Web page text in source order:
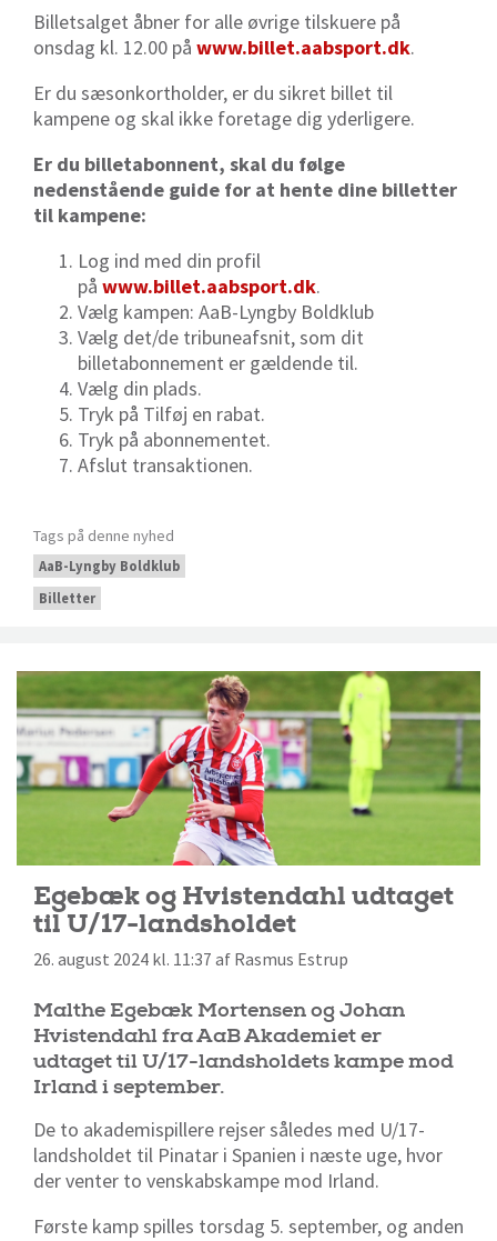
Billetsalget åbner for alle øvrige tilskuere på
onsdag kl. 12.00 på www.billet.aabsport.dk.
Er du sæsonkortholder, er du sikret billet til
kampene og skal ikke foretage dig yderligere.
Er du billetabonnent, skal du følge
nedenstående guide for at hente dine billetter
til kampene:
Log ind med din profil
på www.billet.aabsport.dk.
Vælg kampen: AaB-Lyngby Boldklub
Vælg det/de tribuneafsnit, som dit
billetabonnement er gældende til.
Vælg din plads.
Tryk på Tilføj en rabat.
Tryk på abonnementet.
Afslut transaktionen.
Tags på denne nyhed
AaB-Lyngby Boldklub
Billetter
Egebæk og Hvistendahl udtaget
til U/17-landsholdet
26. august 2024 kl. 11:37 af Rasmus Estrup
Malthe Egebæk Mortensen og Johan
Hvistendahl fra AaB Akademiet er
udtaget til U/17-landsholdets kampe mod
Irland i september.
De to akademispillere rejser således med U/17-
landsholdet til Pinatar i Spanien i næste uge, hvor
der venter to venskabskampe mod Irland.
Første kamp spilles torsdag 5. september, og anden